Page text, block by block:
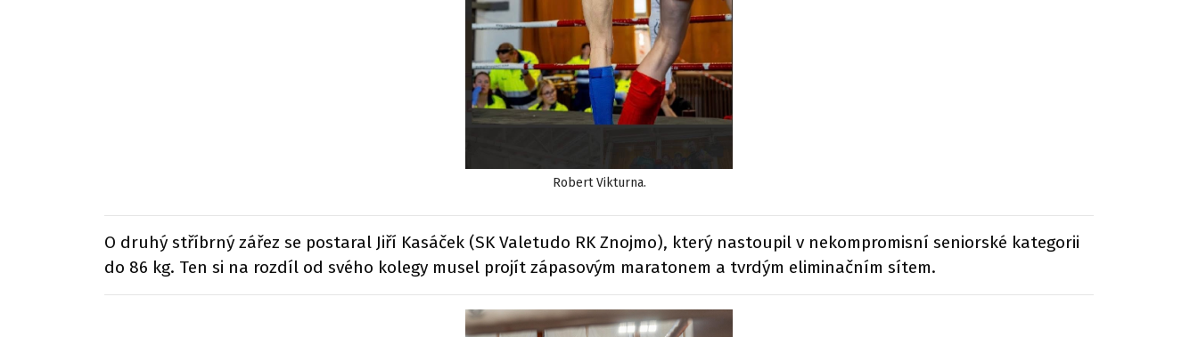
Robert Vikturna.
O druhý stříbrný zářez se postaral Jiří Kasáček (SK Valetudo RK Znojmo), který nastoupil v nekompromisní seniorské kategorii
do 86 kg. Ten si na rozdíl od svého kolegy musel projít zápasovým maratonem a tvrdým eliminačním sítem.